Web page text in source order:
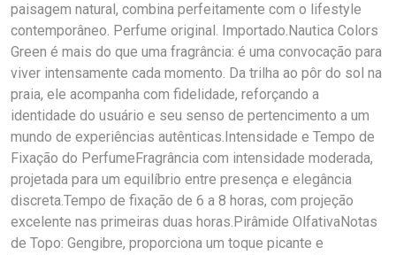
paisagem natural, combina perfeitamente com o lifestyle
contemporâneo. Perfume original. Importado.Nautica Colors
Green é mais do que uma fragrância: é uma convocação para
viver intensamente cada momento. Da trilha ao pôr do sol na
praia, ele acompanha com fidelidade, reforçando a
identidade do usuário e seu senso de pertencimento a um
mundo de experiências autênticas.Intensidade e Tempo de
Fixação do PerfumeFragrância com intensidade moderada,
projetada para um equilíbrio entre presença e elegância
discreta.Tempo de fixação de 6 a 8 horas, com projeção
excelente nas primeiras duas horas.Pirâmide OlfativaNotas
de Topo: Gengibre, proporciona um toque picante e